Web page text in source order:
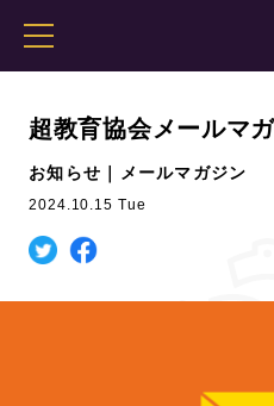
超教育協会メールマ
お知らせ｜メールマガジン
2024.10.15 Tue